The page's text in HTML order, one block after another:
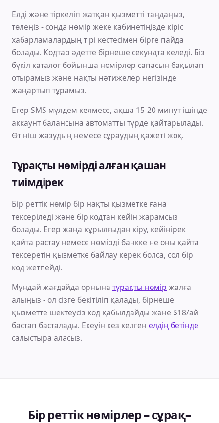
Елді және тіркеліп жатқан қызметті таңдаңыз,
төлеңіз - сонда нөмір жеке кабинетіңізде кіріс
хабарламалардың тірі кестесімен бірге пайда
болады. Кодтар әдетте бірнеше секундта келеді. Біз
бүкіл каталог бойынша нөмірлер сапасын бақылап
отырамыз және нақты нәтижелер негізінде
жаңартып тұрамыз.
Егер SMS мүлдем келмесе, ақша 15-20 минут ішінде
аккаунт балансына автоматты түрде қайтарылады.
Өтініш жазудың немесе сұраудың қажеті жоқ.
Тұрақты нөмірді алған қашан
тиімдірек
Бір реттік нөмір бір нақты қызметке ғана
тексеріледі және бір кодтан кейін жарамсыз
болады. Егер жаңа құрылғыдан кіру, кейінірек
қайта растау немесе нөмірді банкке не оны қайта
тексеретін қызметке байлау керек болса, сол бір
код жетпейді.
Мұндай жағдайда орнына тұрақты нөмір жалға
алыңыз - ол сізге бекітіліп қалады, бірнеше
қызметте шектеусіз код қабылдайды және $18/ай
бастап басталады. Екеуін кез келген елдің бетінде
салыстыра аласыз.
Бір реттік нөмірлер - сұрақ-